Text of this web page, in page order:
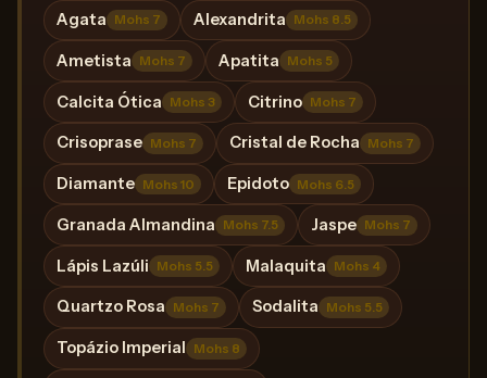
Agata Mohs 7 Alexandrita Mohs 8.5
Ametista Mohs 7 Apatita Mohs 5
Calcita Ótica Mohs 3 Citrino Mohs 7
Crisoprase Mohs 7 Cristal de Rocha Mohs 7
Diamante Mohs 10 Epidoto Mohs 6.5
Granada Almandina Mohs 7.5 Jaspe Mohs 7
Lápis Lazúli Mohs 5.5 Malaquita Mohs 4
Quartzo Rosa Mohs 7 Sodalita Mohs 5.5
Topázio Imperial Mohs 8